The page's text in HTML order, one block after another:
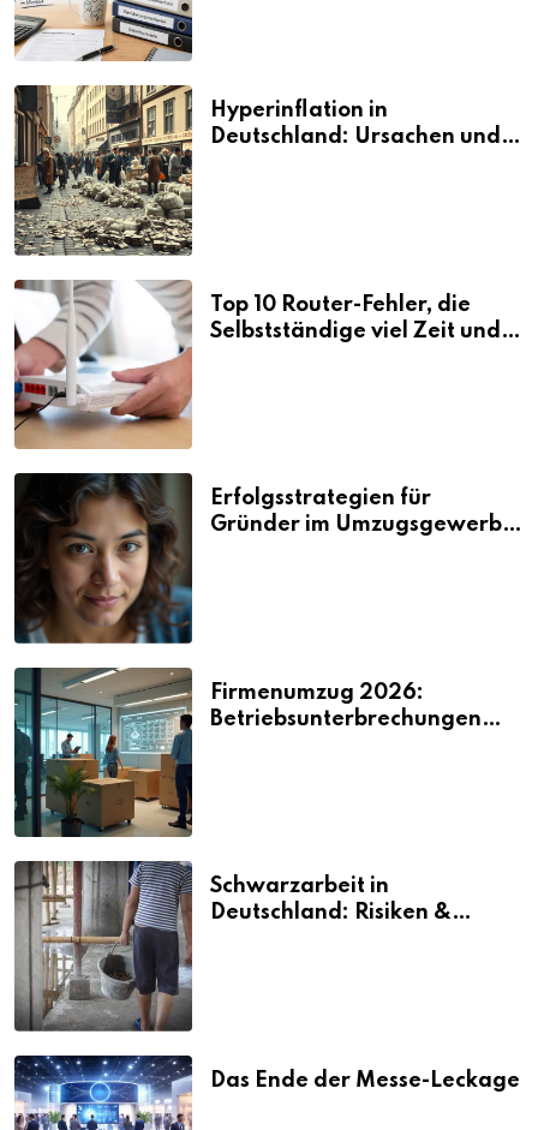
Hyperinflation in
Deutschland: Ursachen und
Top 10 Router-Fehler, die
Selbstständige viel Zeit und
Erfolgsstrategien für
Gründer im Umzugsgewerbe
Firmenumzug 2026:
Betriebsunterbrechungen
Schwarzarbeit in
Deutschland: Risiken &
Das Ende der Messe-Leckage